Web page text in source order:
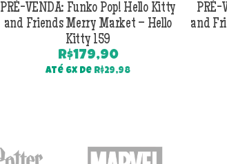
PRÉ-VENDA: Funko Pop! Hello Kitty
and Friends Merry Market – Hello
Kitty 159
R$179,90
Até 6x de R$29,98
PRÉ-
and